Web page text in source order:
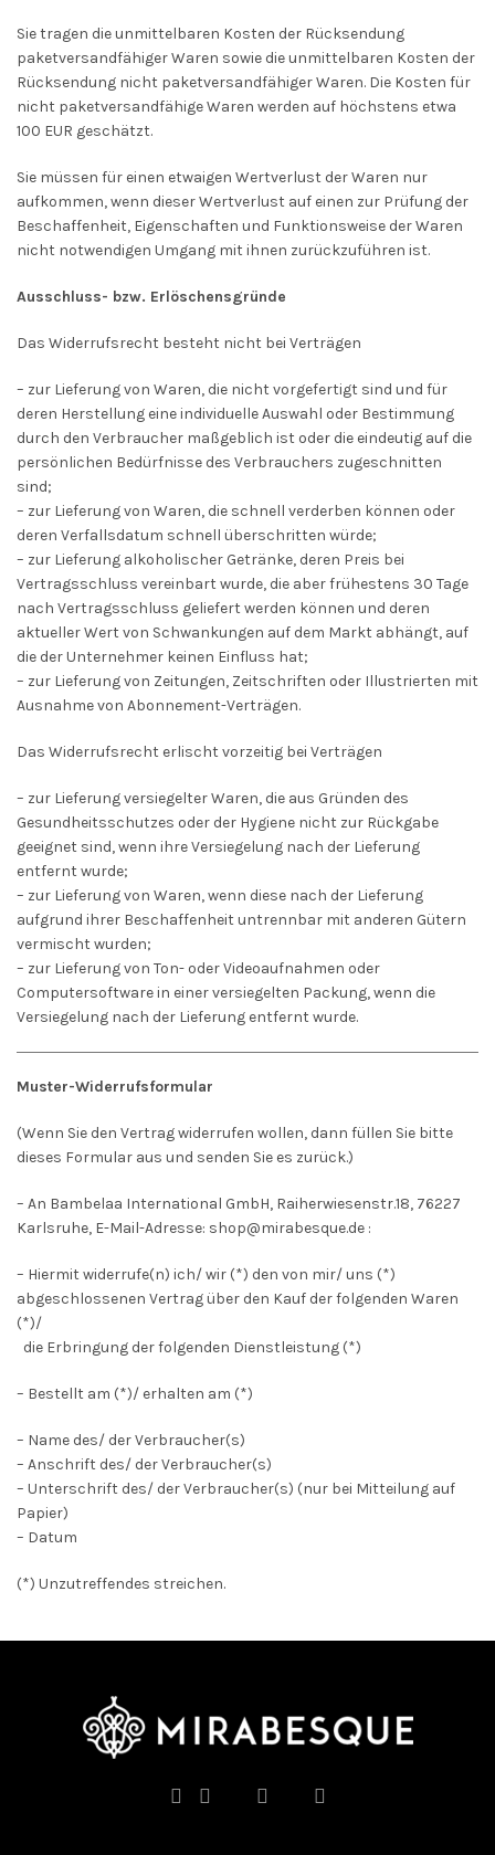
Sie tragen die unmittelbaren Kosten der Rücksendung
paketversandfähiger Waren sowie die unmittelbaren Kosten der
Rücksendung nicht paketversandfähiger Waren. Die Kosten für
nicht paketversandfähige Waren werden auf höchstens etwa
100 EUR geschätzt.
Sie müssen für einen etwaigen Wertverlust der Waren nur
aufkommen, wenn dieser Wertverlust auf einen zur Prüfung der
Beschaffenheit, Eigenschaften und Funktionsweise der Waren
nicht notwendigen Umgang mit ihnen zurückzuführen ist.
Ausschluss- bzw. Erlöschensgründe
Das Widerrufsrecht besteht nicht bei Verträgen
– zur Lieferung von Waren, die nicht vorgefertigt sind und für
deren Herstellung eine individuelle Auswahl oder Bestimmung
durch den Verbraucher maßgeblich ist oder die eindeutig auf die
persönlichen Bedürfnisse des Verbrauchers zugeschnitten
sind;
– zur Lieferung von Waren, die schnell verderben können oder
deren Verfallsdatum schnell überschritten würde;
– zur Lieferung alkoholischer Getränke, deren Preis bei
Vertragsschluss vereinbart wurde, die aber frühestens 30 Tage
nach Vertragsschluss geliefert werden können und deren
aktueller Wert von Schwankungen auf dem Markt abhängt, auf
die der Unternehmer keinen Einfluss hat;
– zur Lieferung von Zeitungen, Zeitschriften oder Illustrierten mit
Ausnahme von Abonnement-Verträgen.
Das Widerrufsrecht erlischt vorzeitig bei Verträgen
– zur Lieferung versiegelter Waren, die aus Gründen des
Gesundheitsschutzes oder der Hygiene nicht zur Rückgabe
geeignet sind, wenn ihre Versiegelung nach der Lieferung
entfernt wurde;
– zur Lieferung von Waren, wenn diese nach der Lieferung
aufgrund ihrer Beschaffenheit untrennbar mit anderen Gütern
vermischt wurden;
– zur Lieferung von Ton- oder Videoaufnahmen oder
Computersoftware in einer versiegelten Packung, wenn die
Versiegelung nach der Lieferung entfernt wurde.
Muster-Widerrufsformular
(Wenn Sie den Vertrag widerrufen wollen, dann füllen Sie bitte
dieses Formular aus und senden Sie es zurück.)
– An Bambelaa International GmbH, Raiherwiesenstr.18, 76227
Karlsruhe, E-Mail-Adresse: shop@mirabesque.de :
– Hiermit widerrufe(n) ich/ wir (*) den von mir/ uns (*)
abgeschlossenen Vertrag über den Kauf der folgenden Waren
(*)/
die Erbringung der folgenden Dienstleistung (*)
– Bestellt am (*)/ erhalten am (*)
– Name des/ der Verbraucher(s)
– Anschrift des/ der Verbraucher(s)
– Unterschrift des/ der Verbraucher(s) (nur bei Mitteilung auf
Papier)
– Datum
(*) Unzutreffendes streichen.